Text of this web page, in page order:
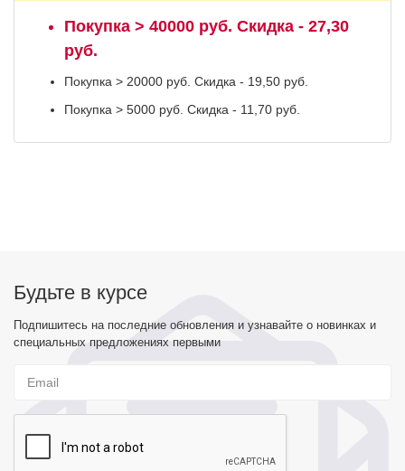
Покупка > 40000 руб. Скидка - 27,30
руб.
Покупка > 20000 руб. Скидка - 19,50 руб.
Покупка > 5000 руб. Скидка - 11,70 руб.
Будьте в курсе
Подпишитесь на последние обновления и узнавайте о новинках и
специальных предложениях первыми